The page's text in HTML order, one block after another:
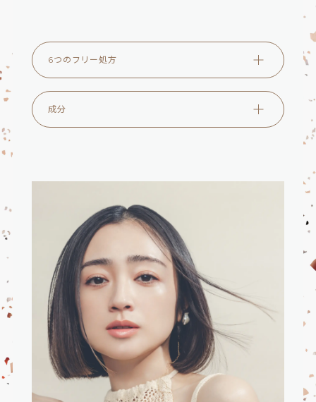
6つのフリー処方
成分